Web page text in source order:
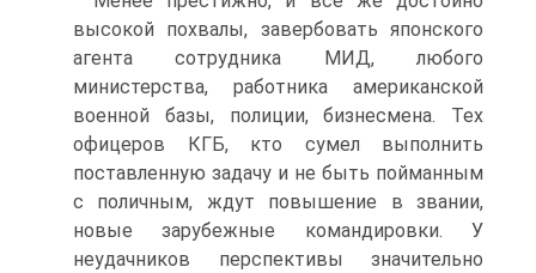
высокой похвалы, завербовать японского
агента сотрудника МИД, любого
министерства, работника американской
военной базы, полиции, бизнесмена. Тех
офицеров КГБ, кто сумел выполнить
поставленную задачу и не быть пойманным
с поличным, ждут повышение в звании,
новые зарубежные командировки. У
неудачников перспективы значительно